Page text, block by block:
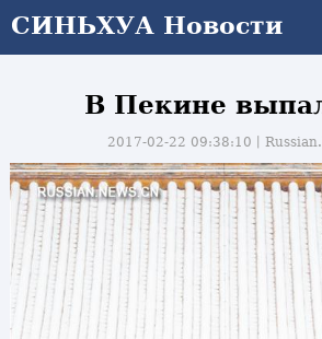
СИНЬХУА Новости
В Пекине
2017-02-22 09:38:10丨